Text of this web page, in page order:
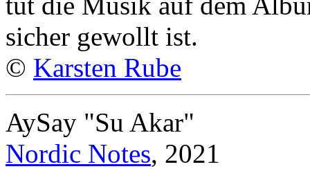
sicher gewollt ist.
© Karsten Rube
AySay "Su Akar"
Nordic Notes, 2021